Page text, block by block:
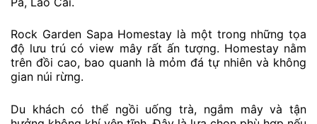
Rock Garden Sapa Homestay là một trong những tọa
độ lưu trú có view mây rất ấn tượng. Homestay nằm
trên đồi cao, bao quanh là mỏm đá tự nhiên và không
gian núi rừng.
Du khách có thể ngồi uống trà, ngắm mây và tận